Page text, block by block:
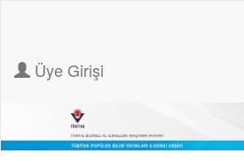
Üye Girişi